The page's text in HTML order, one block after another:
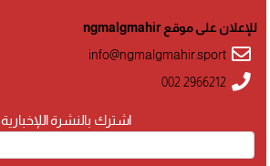
اشترك بالنشرة اللإخبارية
للإعلان على موقع ngmalgmahir
info@ngmalgmahir.sport
002 2966212